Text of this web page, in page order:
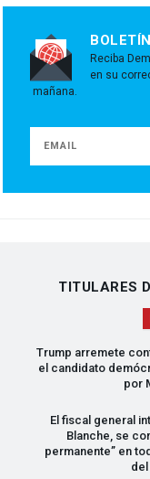
BOLETÍN
Reciba
en su
mañana.
TITULARES
Trump arremete
el candidato
por
El fiscal general
Blanche, se
permanente” en